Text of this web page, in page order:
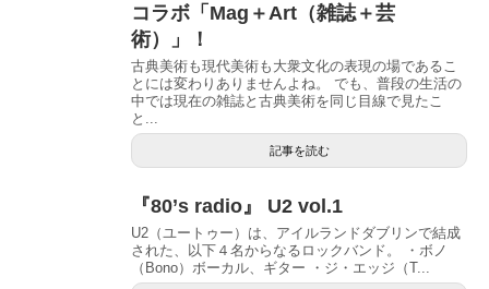
コラボ「Mag＋Art（雑誌＋芸
術）」！
古典美術も現代美術も大衆文化の表現の場であるこ
とには変わりありませんよね。 でも、普段の生活の
中では現在の雑誌と古典美術を同じ目線で見たこ
と...
記事を読む
『80’s radio』 U2 vol.1
U2（ユートゥー）は、アイルランドダブリンで結成
された、以下４名からなるロックバンド。 ・ボノ
（Bono）ボーカル、ギター ・ジ・エッジ（T...